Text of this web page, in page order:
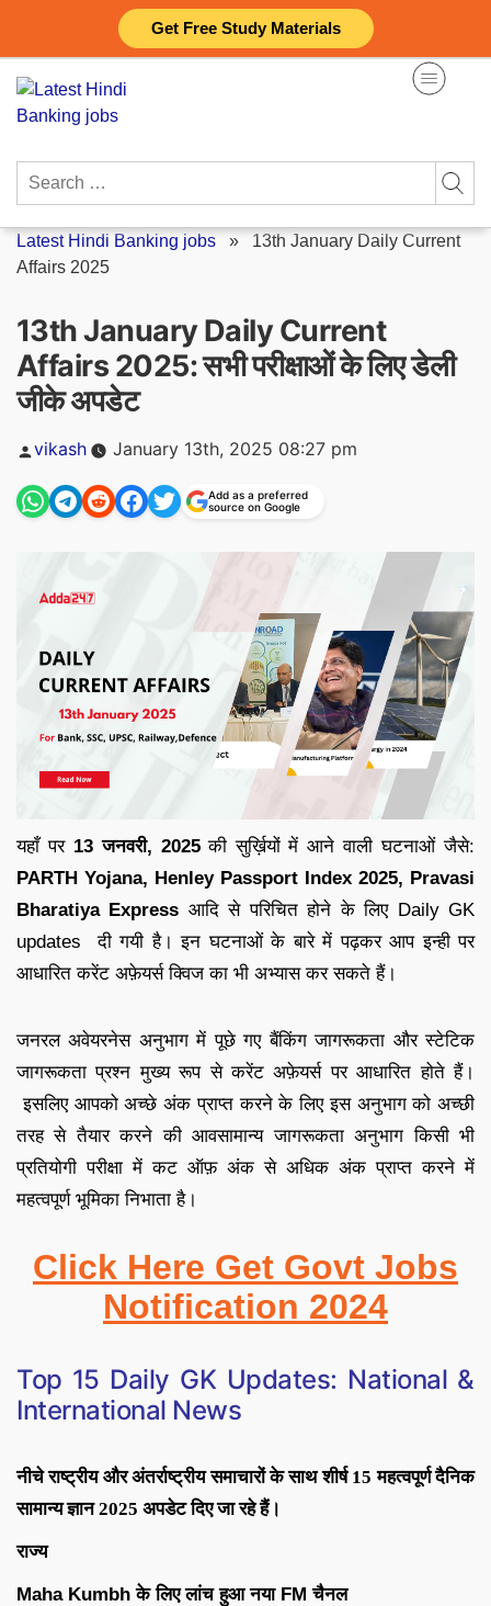
Get Free Study Materials
content
Search
Latest Hindi Banking jobs » 13th January Daily Current
Affairs 2025
13th January Daily Current
Affairs 2025: सभी परीक्षाओं के लिए डेली
जीके अपडेट
Posted
vikash January 13th, 2025 08:27 pm
Add as a preferred
source on Google
यहाँ पर13 जनवरी, 2025 की सुर्ख़ियों में आने वाली घटनाओं जैसे:
PARTH Yojana, Henley Passport Index 2025, Pravasi
Bharatiya Express आदि से परिचित होने के लिए Daily GK
updates
दी गयी है। इन घटनाओं के बारे में पढ़कर आप इन्ही पर
आधारित करेंट अफ़ेयर्स क्विज का भी अभ्यास कर सकते हैं।
जनरल अवेयरनेस अनुभाग में पूछे गए बैंकिंग जागरूकता और स्टेटिक
जागरूकता प्रश्न मुख्य रूप से करेंट अफ़ेयर्स पर आधारित होते हैं।
इसलिए आपको अच्छे अंक प्राप्त करने के लिए इस अनुभाग को अच्छी
तरह से तैयार करने की आवसामान्य जागरूकता अनुभाग किसी भी
प्रतियोगी परीक्षा में कट ऑफ़ अंक से अधिक अंक प्राप्त करने में
महत्वपूर्ण भूमिका निभाता है।
Click Here Get Govt Jobs
Notification 2024
Top 15 Daily GK Updates: National &
International News
नीचे राष्ट्रीय और अंतर्राष्ट्रीय समाचारों के साथ शीर्ष 15 महत्वपूर्ण दैनिक
सामान्य ज्ञान 2025 अपडेट दिए जा रहे हैं।
राज्य
Maha Kumbh के लिए लांच हुआ नया FM चैनल